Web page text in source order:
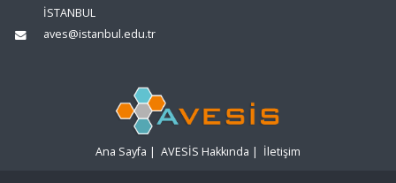
İSTANBUL
aves@istanbul.edu.tr
Ana Sayfa | AVESİS Hakkında | İletişim